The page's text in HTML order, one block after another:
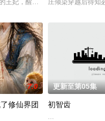
本想敷衍了事，却在碰瓷时摔
辞职摆摊卖蛋饼。陆政霆默默支
王妃，醒来就发现夫君傅承安和
庄倾染穿越后得知
遭假千金陷害受辱，当场算破
公主，更意外的是，她的心声
7.0
修仙界团
更新至第05集
初智齿
...